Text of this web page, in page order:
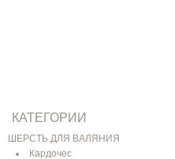
КАТЕГОРИИ
ШЕРСТЬ ДЛЯ ВАЛЯНИЯ
Кардочес